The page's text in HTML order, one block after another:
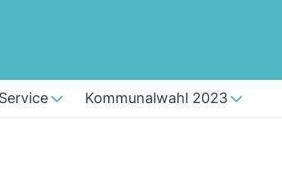
Service Kommunalwahl 2023